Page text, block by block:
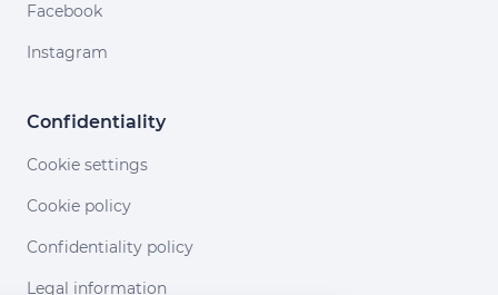
Facebook
Instagram
Confidentiality
Cookie settings
Cookie policy
Confidentiality policy
Legal information